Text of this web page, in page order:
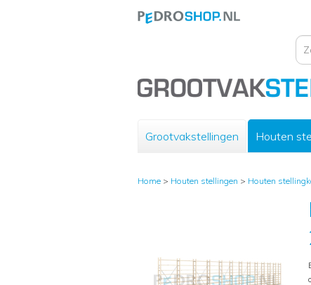
Grootvakstellingen Houten
Home > Houten stellingen > Houten